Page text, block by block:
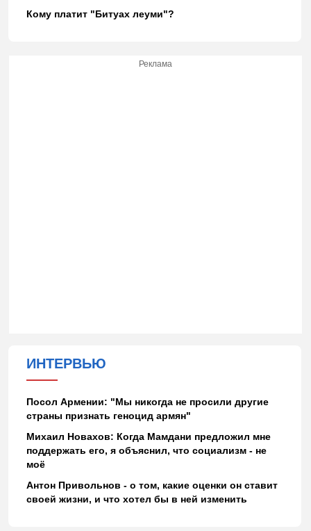
Кому платит "Битуах леуми"?
Реклама
ИНТЕРВЬЮ
Посол Армении: "Мы никогда не просили другие
страны признать геноцид армян"
Михаил Новахов: Когда Мамдани предложил мне
поддержать его, я объяснил, что социализм - не
моё
Антон Привольнов - о том, какие оценки он ставит
своей жизни, и что хотел бы в ней изменить